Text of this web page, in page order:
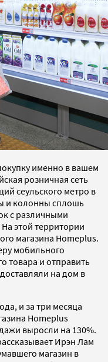
именно в вашем
розничная сеть
cеульского метро в
и колонны сплошь
с различными
этой территории
магазина Homeplus.
мобильного
товара и отправить
на дом в
и за три месяца
Homeplus
выросли на 130%.
Ирэн Лам
магазин в